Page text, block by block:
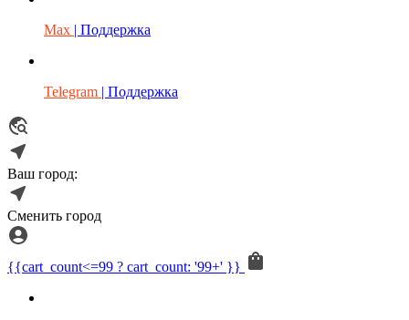
Max | Поддержка
Telegram | Поддержка
Ваш город:
Сменить город
{{cart_count<=99 ? cart_count: '99+' }}